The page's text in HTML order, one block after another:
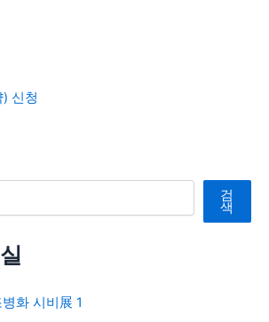
신청
검
색
화 시비展 1